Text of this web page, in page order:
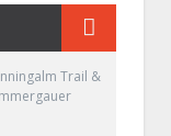
Trail &